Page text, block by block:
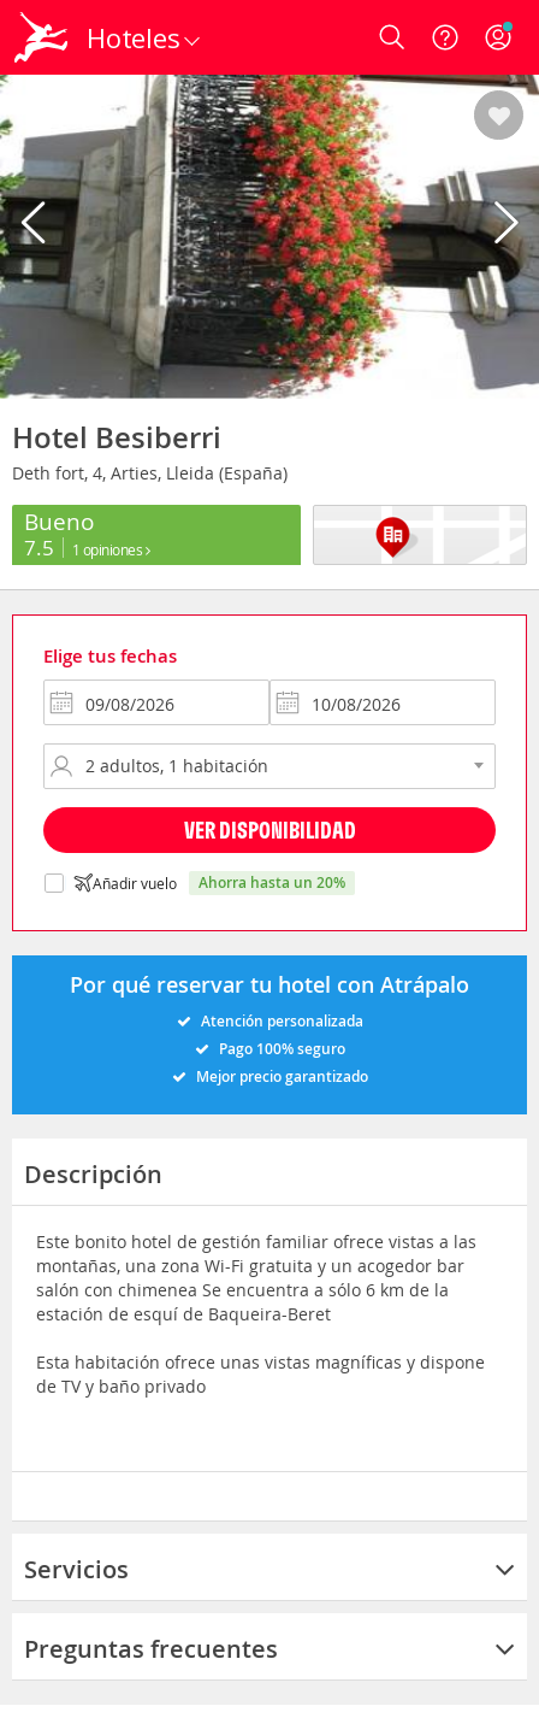
Hoteles Login
Hotel Besiberri
Deth fort, 4, Arties, Lleida (España)
Bueno
7.5 1 opiniones
Elige tus fechas
VER DISPONIBILIDAD
Añadir vuelo ahorra hasta un 20%
Por qué reservar tu hotel con Atrápalo
Atención personalizada
Pago 100% seguro
Mejor precio garantizado
Descripción
Este bonito hotel de gestión familiar ofrece vistas a las
montañas, una zona Wi-Fi gratuita y un acogedor bar
salón con chimenea Se encuentra a sólo 6 km de la
estación de esquí de Baqueira-Beret
Esta habitación ofrece unas vistas magníficas y dispone
de TV y baño privado
Servicios
Preguntas frecuentes